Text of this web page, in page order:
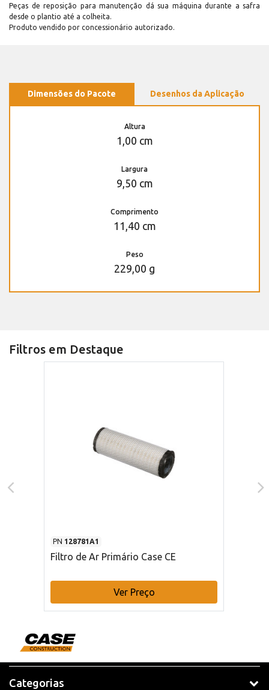
Peças de reposição para manutenção dá sua máquina durante a safra
desde o plantio até a colheita.
Produto vendido por concessionário autorizado.
Dimensões do Pacote Desenhos da Aplicação
Altura
1,00 cm
Largura
9,50 cm
Comprimento
11,40 cm
Peso
229,00 g
Filtros em Destaque
PN 128781A1
Filtro de Ar Primário Case CE
Ver Preço
Categorias